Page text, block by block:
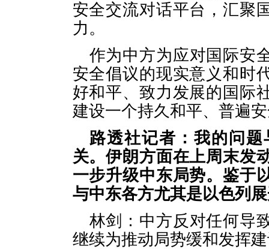
安全交流对话平台，汇聚
力。
作为中方为应对国际安
安全倡议的现实意义和时
好和平、致力发展的国际
建设一个持久和平、普遍
路透社记者：我的问
关。伊朗方面在上周末发
一步升级中东局势。鉴于
与中东各方尤其是以色列
林剑：中方反对任何导
继续为推动局势缓和发挥